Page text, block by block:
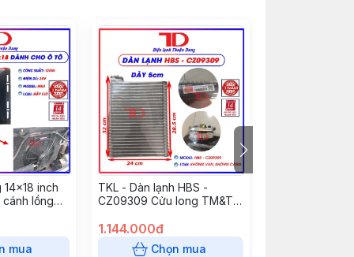
inch
lồng
M60 (
mua
TKL - Dàn lạnh HBS -
CZ09309 Cửu long TM&T
cái/thùng) Chưa bán được
1.144.000đ
Chọn mua